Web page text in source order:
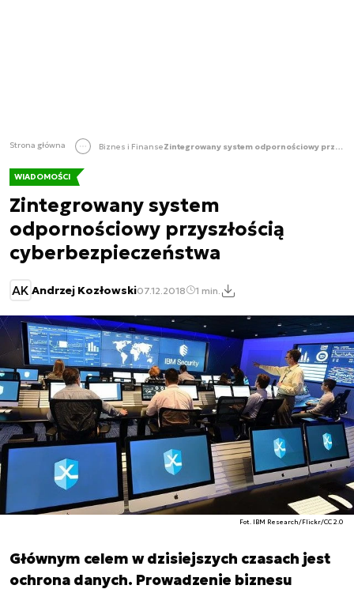
Strona główna Biznes i Finanse Zintegrowany system odpornościowy przyszłością cyberbezpieczeństwa
WIADOMOŚCI
Zintegrowany system
odpornościowy przyszłością
cyberbezpieczeństwa
AK Andrzej Kozłowski07.12.2018 1 min.
Fot. IBM Research/Flickr/CC 2.0
Głównym celem w dzisiejszych czasach jest
ochrona danych. Prowadzenie biznesu